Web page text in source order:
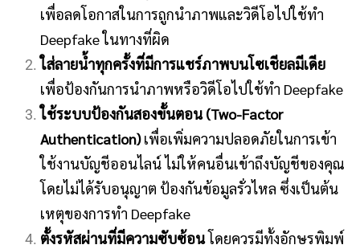
เพื่อลดโอกาสในการถูกนำภาพและวิดีโอไปใช้ทำ
Deepfake ในทางที่ผิด
ใส่ลายน้ำทุกครั้งที่มีการแชร์ภาพบนโซเชียลมีเดีย
เพื่อป้องกันการนำภาพหรือวิดีโอไปใช้ทำ Deepfake
ใช้ระบบป้องกันสองขั้นตอน (Two-Factor
Authentication)เพื่อเพิ่มความปลอดภัยในการเข้า
ใช้งานบัญชีออนไลน์ ไม่ให้คนอื่นเข้าถึงบัญชีของคุณ
โดยไม่ได้รับอนุญาต ป้องกันข้อมูลรั่วไหล ซึ่งเป็นต้น
เหตุของการทำ Deepfake
ตั้งรหัสผ่านที่มีความซับซ้อนโดยควรมีทั้งอักษรพิมพ์